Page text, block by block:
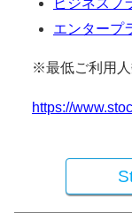
エンタープ
※最低ご利用
https://